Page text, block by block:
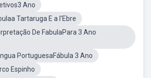
Ano
Tartaruga E a l'Ebre
De FabulaPara 3 Ano
PortuguesaFábula 3 Ano
Espinho